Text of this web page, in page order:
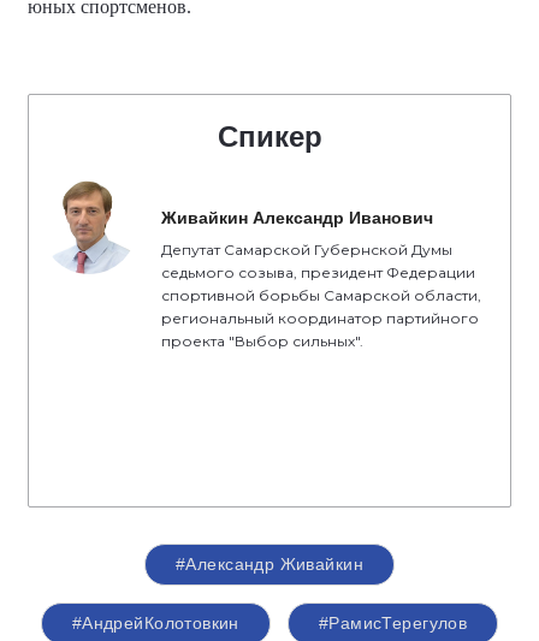
юных спортсменов.
Спикер
Живайкин Александр Иванович
Депутат Самарской Губернской Думы
седьмого созыва, президент Федерации
спортивной борьбы Самарской области,
региональный координатор партийного
проекта "Выбор сильных".
#Александр Живайкин
#АндрейКолотовкин #РамисТерегулов